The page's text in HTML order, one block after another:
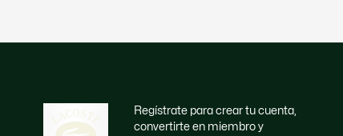
Regístrate para crear tu cuenta,
convertirte en miembro y